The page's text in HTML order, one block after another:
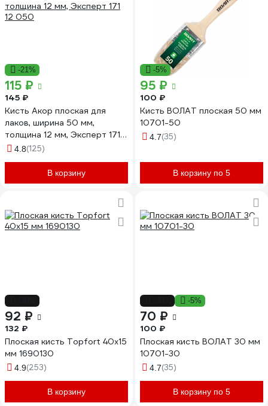
-21%
115 ₽
145 ₽
Кисть Акор плоская для
лаков, ширина 50 мм,
толщина 12 мм, Эксперт 171
12 050
4.8(125)
В корзину
-5%
95 ₽
100 ₽
Кисть ВОЛАТ плоская 50 мм
10701-50
4.7(35)
В корзину по 5
92 ₽
132 ₽
Плоская кисть Topfort 40x15
мм 1690130
4.9(253)
В корзину
-5%
70 ₽
100 ₽
Плоская кисть ВОЛАТ 30 мм
10701-30
4.7(35)
В корзину по 5